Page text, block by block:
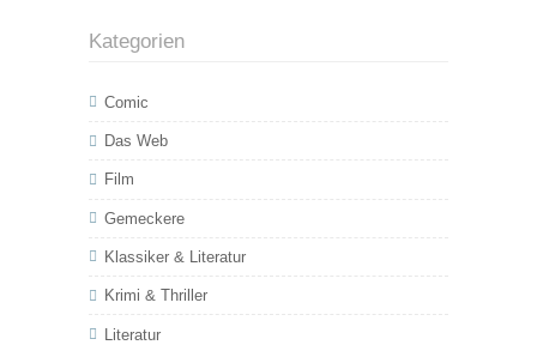
Kategorien
Comic
Das Web
Film
Gemeckere
Klassiker & Literatur
Krimi & Thriller
Literatur